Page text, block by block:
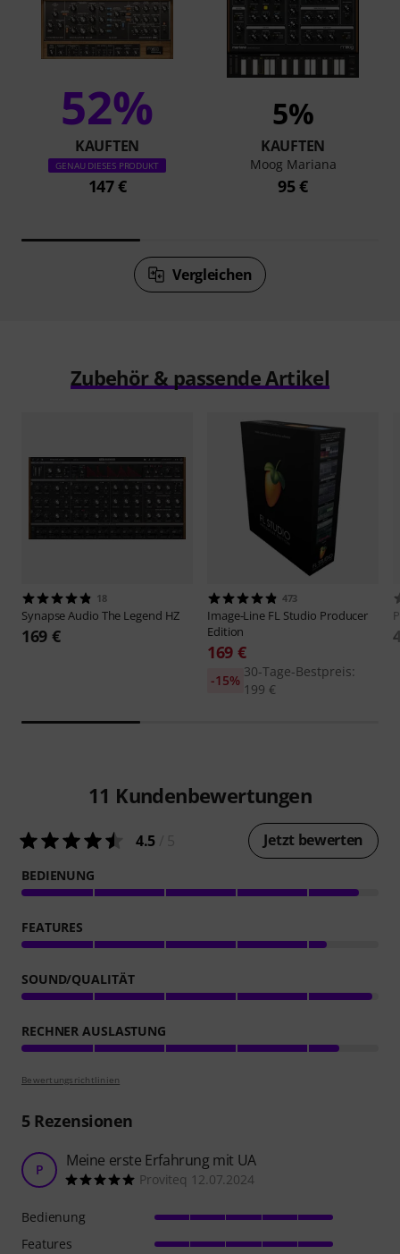
52%
KAUFTEN
GENAU DIESES PRODUKT
147 €
5%
KAUFTEN
Moog Mariana
95 €
Vergleichen
Zubehör & passende Artikel
18
Synapse Audio The Legend HZ
169 €
473
Image-Line FL Studio Producer
Edition
169 €
30-Tage-Bestpreis:
199 €
-15%
11 Kundenbewertungen
4.5 Jetzt bewerten
BEDIENUNG
FEATURES
SOUND/QUALITÄT
RECHNER AUSLASTUNG
Bewertungsrichtlinien
5Rezensionen
P Meine erste Erfahrung mit UA
Proviteq 12.07.2024
Bedienung
Features